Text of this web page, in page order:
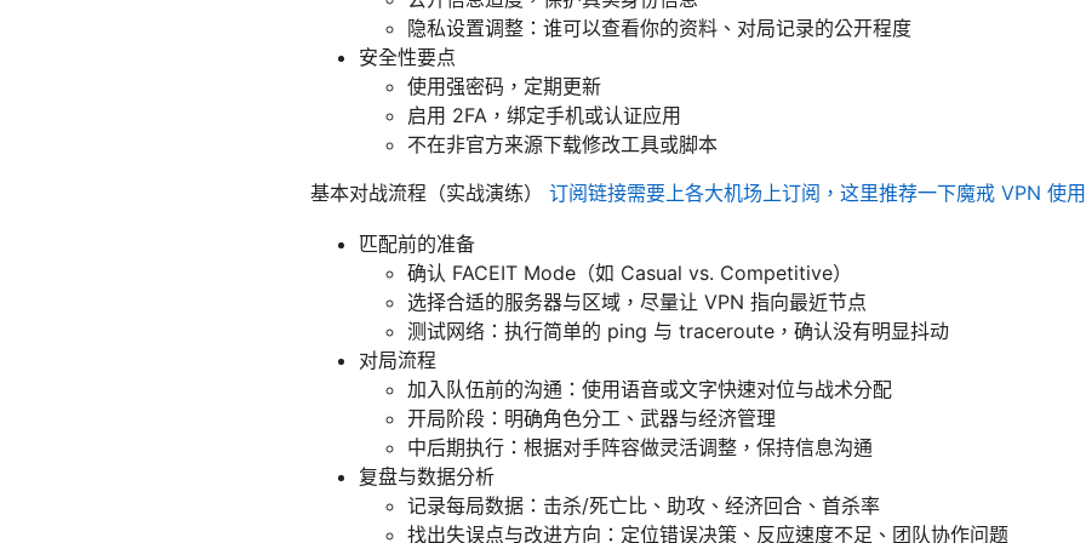
隐私设置调整：谁可以查看你的资料、对局记录的公开程度
安全性要点
使用强密码，定期更新
启用 2FA，绑定手机或认证应用
不在非官方来源下载修改工具或脚本
基本对战流程（实战演练） 订阅链接需要上各大机场上订阅，这里推荐一下魔戒 VPN 使
匹配前的准备
确认 FACEIT Mode（如 Casual vs. Competitive）
选择合适的服务器与区域，尽量让 VPN 指向最近节点
测试网络：执行简单的 ping 与 traceroute，确认没有明显抖动
对局流程
加入队伍前的沟通：使用语音或文字快速对位与战术分配
开局阶段：明确角色分工、武器与经济管理
中后期执行：根据对手阵容做灵活调整，保持信息沟通
复盘与数据分析
记录每局数据：击杀/死亡比、助攻、经济回合、首杀率
找出失误点与改进方向：定位错误决策、反应速度不足、团队协作问题